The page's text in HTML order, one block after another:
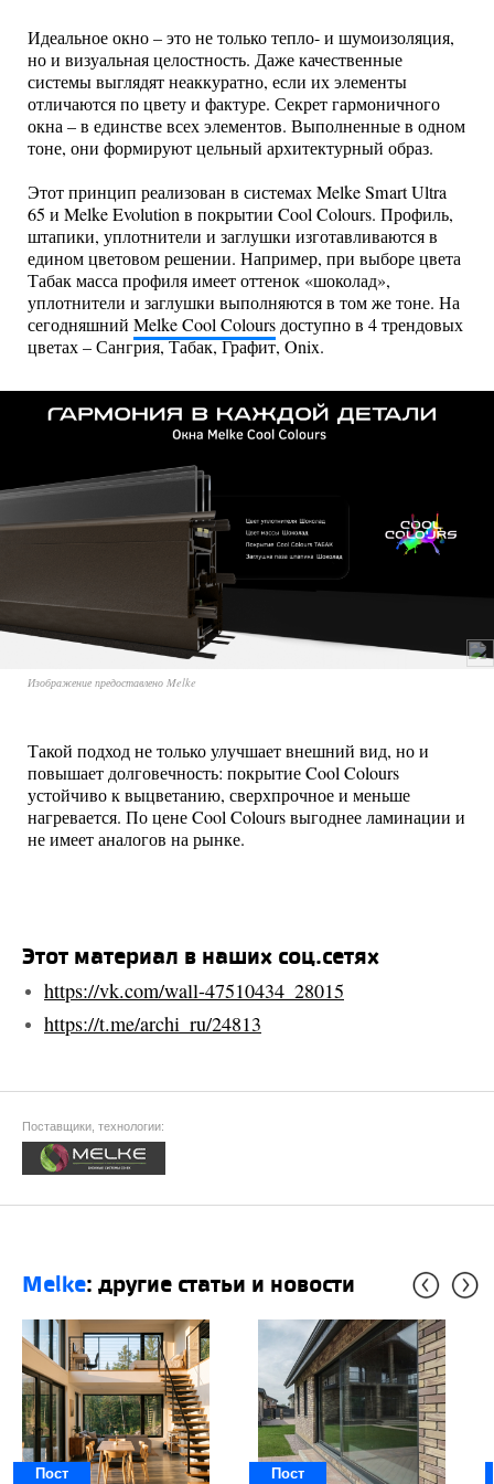
Идеальное окно – это не только тепло- и шумоизоляция,
но и визуальная целостность. Даже качественные
системы выглядят неаккуратно, если их элементы
отличаются по цвету и фактуре. Секрет гармоничного
окна – в единстве всех элементов. Выполненные в одном
тоне, они формируют цельный архитектурный образ.
Этот принцип реализован в системах Melke Smart Ultra
65 и Melke Evolution в покрытии Cool Colours. Профиль,
штапики, уплотнители и заглушки изготавливаются в
едином цветовом решении. Например, при выборе цвета
Табак масса профиля имеет оттенок «шоколад»,
уплотнители и заглушки выполняются в том же тоне. На
сегодняшний Melke Cool Coloursдоступно в 4 трендовых
цветах – Сангрия, Табак, Графит, Onix.
Изображение предоставлено Melke
Такой подход не только улучшает внешний вид, но и
повышает долговечность: покрытие Cool Colours
устойчиво к выцветанию, сверхпрочное и меньше
нагревается. По цене Cool Colours выгоднее ламинации и
не имеет аналогов на рынке.
Этот материал в наших соц.сетях
https://vk.com/wall-47510434_28015
https://t.me/archi_ru/24813
Поставщики, технологии:
Melke: другие статьи и новости
Пост Пост